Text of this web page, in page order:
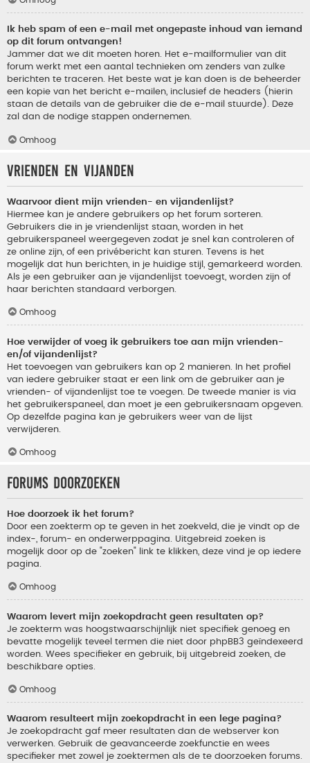
Ik heb spam of een e-mail met ongepaste inhoud van iemand
op dit forum ontvangen!
Jammer dat we dit moeten horen. Het e-mailformulier van dit
forum werkt met een aantal technieken om zenders van zulke
berichten te traceren. Het beste wat je kan doen is de beheerder
een kopie van het bericht e-mailen, inclusief de headers (hierin
staan de details van de gebruiker die de e-mail stuurde). Deze
zal dan de nodige stappen ondernemen.
Omhoog
Vrienden en vijanden
Waarvoor dient mijn vrienden- en vijandenlijst?
Hiermee kan je andere gebruikers op het forum sorteren.
Gebruikers die in je vriendenlijst staan, worden in het
gebruikerspaneel weergegeven zodat je snel kan controleren of
ze online zijn, of een privébericht kan sturen. Tevens is het
mogelijk dat hun berichten, in je huidige stijl, gemarkeerd worden.
Als je een gebruiker aan je vijandenlijst toevoegt, worden zijn of
haar berichten standaard verborgen.
Omhoog
Hoe verwijder of voeg ik gebruikers toe aan mijn vrienden-
en/of vijandenlijst?
Het toevoegen van gebruikers kan op 2 manieren. In het profiel
van iedere gebruiker staat er een link om de gebruiker aan je
vrienden- of vijandenlijst toe te voegen. De tweede manier is via
het gebruikerspaneel, dan moet je een gebruikersnaam opgeven.
Op dezelfde pagina kan je gebruikers weer van de lijst
verwijderen.
Omhoog
Forums doorzoeken
Hoe doorzoek ik het forum?
Door een zoekterm op te geven in het zoekveld, die je vindt op de
index-, forum- en onderwerppagina. Uitgebreid zoeken is
mogelijk door op de "zoeken" link te klikken, deze vind je op iedere
pagina.
Omhoog
Waarom levert mijn zoekopdracht geen resultaten op?
Je zoekterm was hoogstwaarschijnlijk niet specifiek genoeg en
bevatte mogelijk teveel termen die niet door phpBB3 geïndexeerd
worden. Wees specifieker en gebruik, bij uitgebreid zoeken, de
beschikbare opties.
Omhoog
Waarom resulteert mijn zoekopdracht in een lege pagina?
Je zoekopdracht gaf meer resultaten dan de webserver kon
verwerken. Gebruik de geavanceerde zoekfunctie en wees
specifieker met zowel je zoektermen als de te doorzoeken forums.